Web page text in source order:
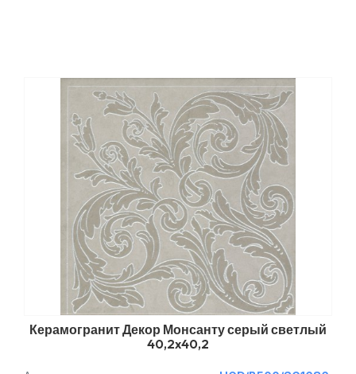
Керамогранит Декор Монсанту серый светлый
40,2x40,2